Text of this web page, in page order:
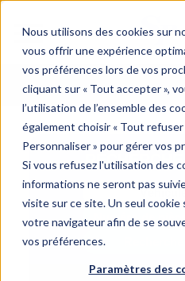
Nous utilisons des cookies sur
vous offrir une expérience
vos préférences lors de vos
cliquant sur « Tout accepter »,
l’utilisation de l’ensemble des
également choisir « Tout
Personnaliser » pour gérer vos
Si vous refusez l'utilisation des
informations ne seront pas
visite sur ce site. Un seul cookie
votre navigateur afin de se
vos préférences.
Paramètres des
menu
RECHERCHE
Numéro de